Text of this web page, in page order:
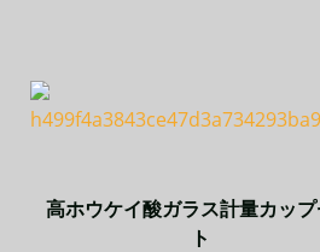
高ホウケイ酸ガラス計量カップ
ト